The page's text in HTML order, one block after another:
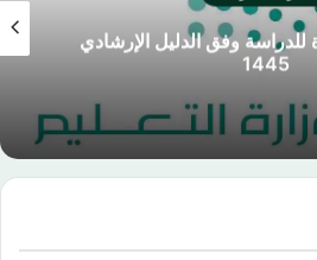
للدراسة وفق الدليل الإرشادي
1445